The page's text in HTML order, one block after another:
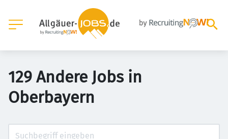
129 Andere Jobs in
Oberbayern